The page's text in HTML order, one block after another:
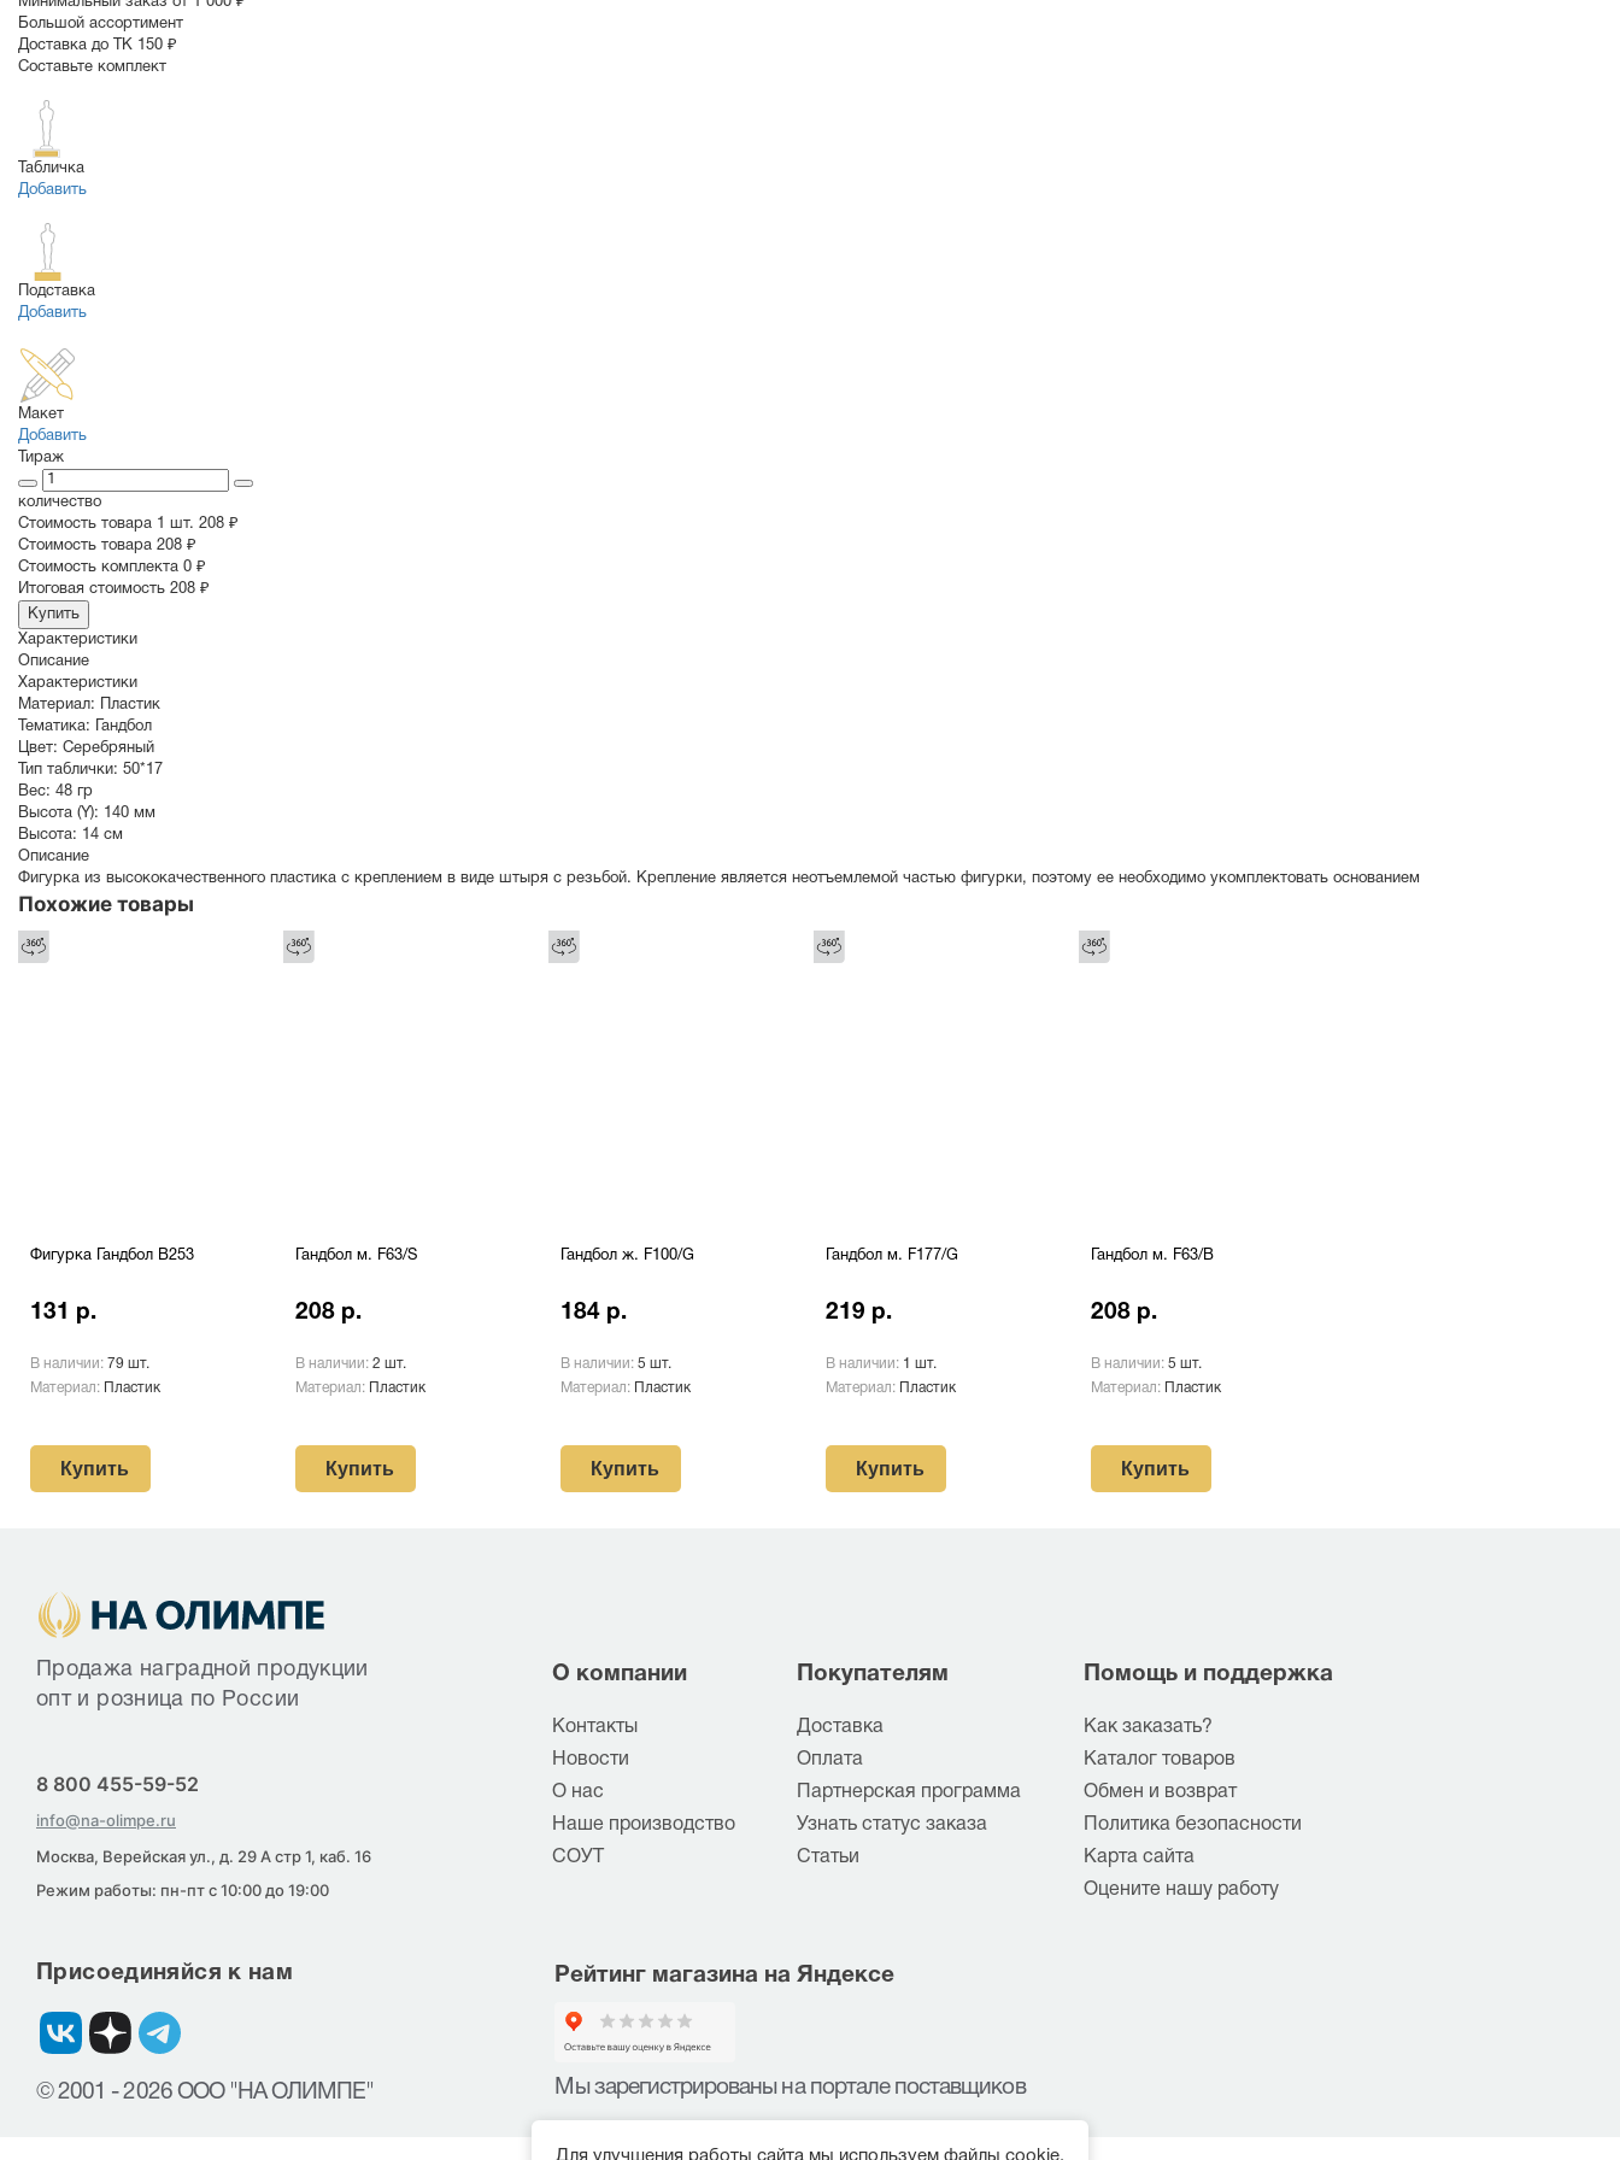
Большой ассортимент
Доставка до ТК 150 ₽
Составьте комплект
Табличка
Добавить
Подставка
Добавить
Макет
Добавить
Тираж
количество
Стоимость товара 1 шт. 208 ₽
Cтоимость товара 208 ₽
Стоимость комплекта 0 ₽
Итоговая стоимость 208 ₽
Купить
Характеристики
Описание
Характеристики
Материал: Пластик
Тематика:
Гандбол
Цвет: Серебряный
Тип таблички: 50*17
Вес: 48 гр
Высота (Y): 140 мм
Высота: 14 см
Описание
Фигурка из высококачественного пластика с креплением в виде штыря с резьбой. Крепление является неотъемлемой частью фигурки, поэтому ее необходимо укомплектовать основанием
Похожие товары
Фигурка Гандбол B253
131 р.
В наличии: 79 шт.
Материал:
Пластик
Купить
Гандбол м. F63/S
208 р.
В наличии: 2 шт.
Материал:
Пластик
Купить
Гандбол ж. F100/G
184 р.
В наличии: 5 шт.
Материал:
Пластик
Купить
Гандбол м. F177/G
219 р.
В наличии: 1 шт.
Материал:
Пластик
Купить
Гандбол м. F63/В
208 р.
В наличии: 5 шт.
Материал:
Пластик
Купить
Продажа наградной продукции
опт и розница по России
8 800 455-59-52
info@na-olimpe.ru
Москва, Верейская ул., д. 29 А стр 1, каб. 16
Режим работы: пн-пт с 10:00 до 19:00
О компании
Контакты
Новости
О нас
Наше производство
СОУТ
Покупателям
Доставка
Оплата
Партнерская программа
Узнать статус заказа
Статьи
Помощь и поддержка
Как заказать?
Каталог товаров
Обмен и возврат
Политика безопасности
Карта сайта
Оцените нашу работу
Присоединяйся к нам
© 2001 - 2026 ООО "НА ОЛИМПЕ"
Рейтинг магазина на Яндексе
Мы зарегистрированы на портале поставщиков
Для улучшения работы сайта мы используем файлы cookie.